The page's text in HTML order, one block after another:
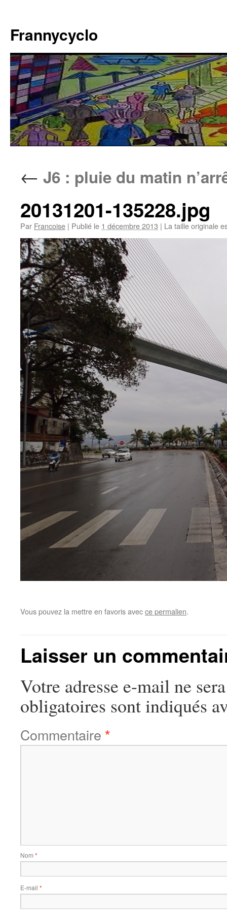
contenu
Frannycyclo
← J6 : pluie du matin
20131201-135228.jpg
Par Francoise | Publié le 1 décembre 2013 | La taille originale
Vous pouvez la mettre en favoris avecce permalien.
Laisser un
Votre adresse e-mail ne
obligatoires sont indiqués
Commentaire *
Nom *
E-mail *